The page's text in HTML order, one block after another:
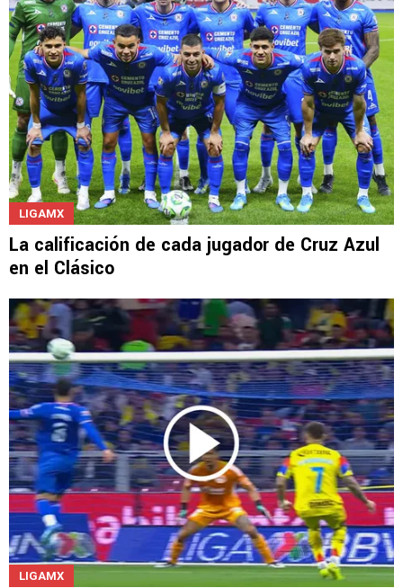
LIGAMX
La calificación de cada jugador de Cruz Azul
en el Clásico
LIGAMX